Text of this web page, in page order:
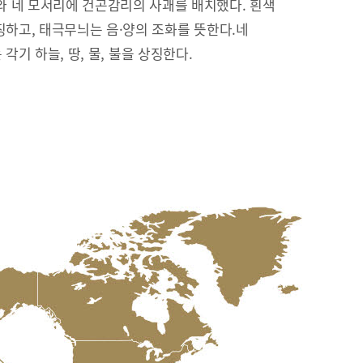
네 모서리에 건곤감리의 사괘를 배치했다. 흰색
고, 태극무늬는 음·양의 조화를 뜻한다.네
각기 하늘, 땅, 물, 불을 상징한다.